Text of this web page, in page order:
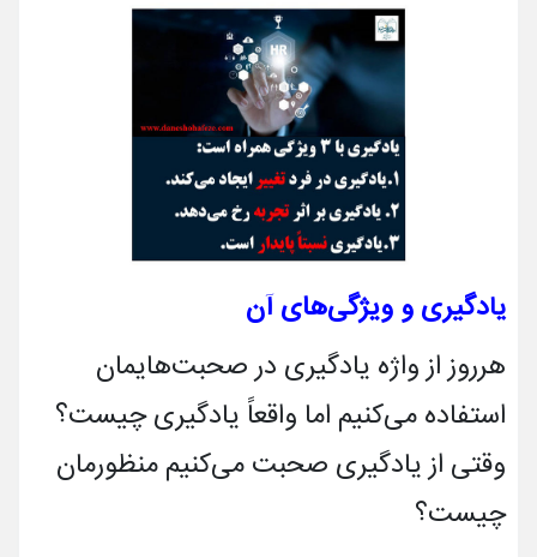
پرسش های متداول
ورود به سایت
یادگیری و ویژگی­های آن
هرروز از واژه یادگیری در صحبت­هایمان
استفاده می­کنیم اما واقعاً یادگیری چیست؟
وقتی از یادگیری صحبت می­کنیم منظورمان
چیست؟